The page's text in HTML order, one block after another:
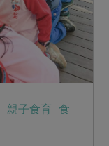
親子食育
食